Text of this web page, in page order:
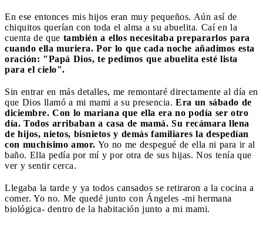
En ese entonces mis hijos eran muy pequeños. Aún así de
chiquitos querían con toda el alma a su abuelita. Caí en la
cuenta de que también a ellos necesitaba prepararlos para
cuando ella muriera. Por lo que cada noche añadimos esta
oración: "Papá Dios, te pedimos que abuelita esté lista
para el cielo".
Sin entrar en más detalles, me remontaré directamente al día en
que Dios llamó a mi mami a su presencia. Era un sábado de
diciembre. Con lo mariana que ella era no podía ser otro
día. Todos arribaban a casa de mamá. Su recámara llena
de hijos, nietos, bisnietos y demás familiares la despedían
con muchísimo amor. Yo no me despegué de ella ni para ir al
baño. Ella pedía por mí y por otra de sus hijas. Nos tenía que
ver y sentir cerca.
Llegaba la tarde y ya todos cansados se retiraron a la cocina a
comer. Yo no. Me quedé junto con Ángeles -mi hermana
biológica- dentro de la habitación junto a mi mami.